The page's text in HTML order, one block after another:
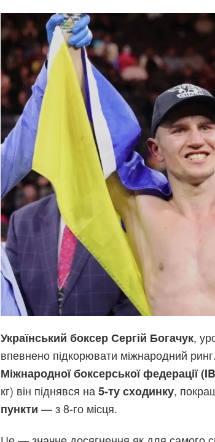
Український боксер Сергій Богачук,
впевнено підкорювати міжнародний
Міжнародної боксерської федерації
кг) він піднявся на 5-ту сходинку,
пункти — з 8-го місця.